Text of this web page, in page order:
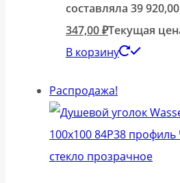
составляла 39
347,00₽Текущая
В корзину
Распродажа!